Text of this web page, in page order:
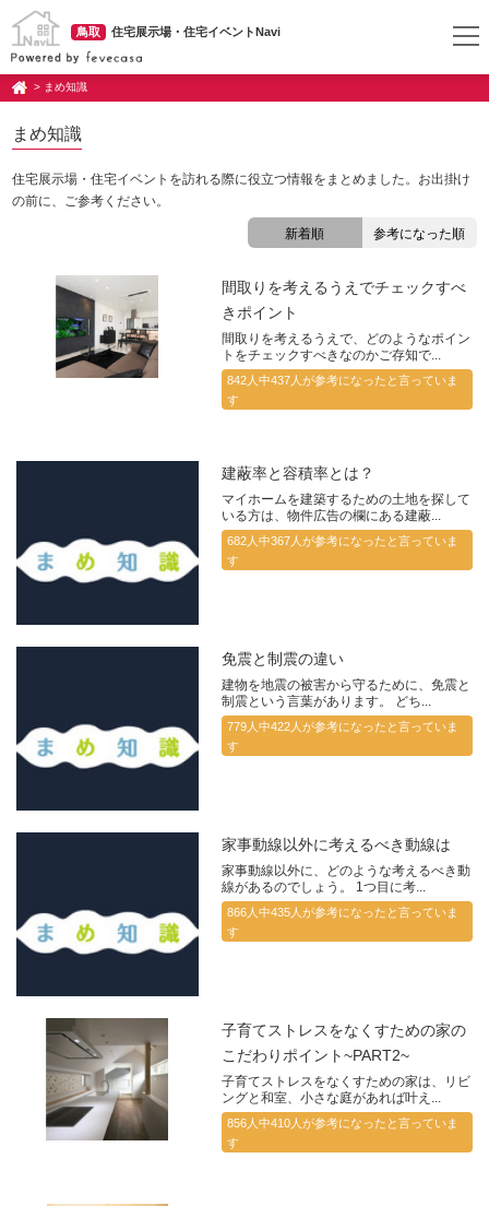
鳥取 住宅展示場・住宅イベントNavi
> まめ知識
まめ知識
住宅展示場・住宅イベントを訪れる際に役立つ情報をまとめました。お出掛け
の前に、ご参考ください。
新着順 参考になった順
間取りを考えるうえでチェックすべ
きポイント
間取りを考えるうえで、どのようなポイン
トをチェックすべきなのかご存知で...
842人中437人が参考になったと言っていま
す
建蔽率と容積率とは？
マイホームを建築するための土地を探して
いる方は、物件広告の欄にある建蔽...
682人中367人が参考になったと言っていま
す
免震と制震の違い
建物を地震の被害から守るために、免震と
制震という言葉があります。 どち...
779人中422人が参考になったと言っていま
す
家事動線以外に考えるべき動線は
家事動線以外に、どのような考えるべき動
線があるのでしょう。 1つ目に考...
866人中435人が参考になったと言っていま
す
子育てストレスをなくすための家の
こだわりポイント~PART2~
子育てストレスをなくすための家は、リビ
ングと和室、小さな庭があれば叶え...
856人中410人が参考になったと言っていま
す